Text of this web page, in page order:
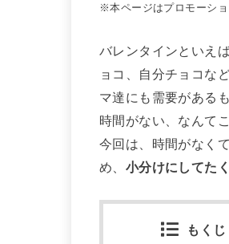
※本ページはプロモーシ
バレンタインといえ
ョコ、自分チョコな
マ達にも需要がある
時間がない、なんて
今回は、時間がなく
め、 小分けにしてた
もくじ